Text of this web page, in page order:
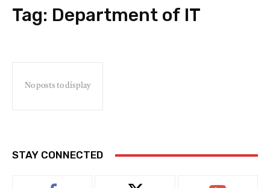
Tag: Department of IT
No posts to display
STAY CONNECTED